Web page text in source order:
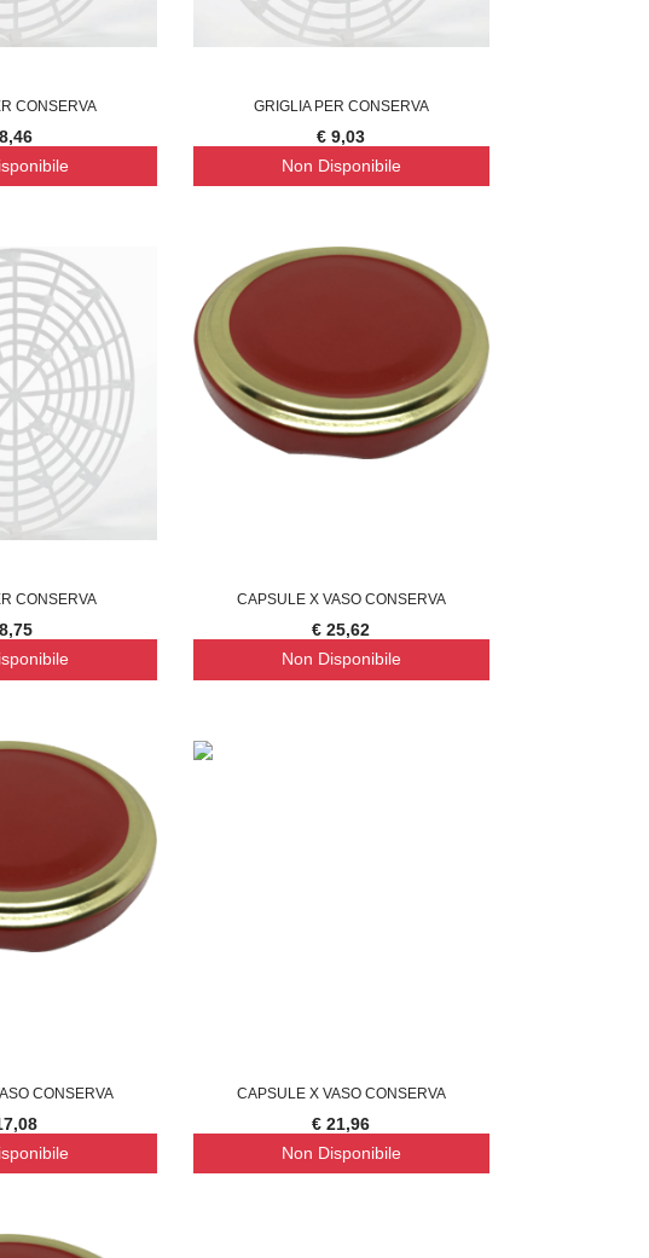
CONSERVA GRIGLIA PER CONSERVA
€ 9,03
Non Disponibile
CONSERVA CAPSULE X VASO CONSERVA
€ 25,62
Non Disponibile
CONSERVA CAPSULE X VASO CONSERVA
€ 21,96
Non Disponibile